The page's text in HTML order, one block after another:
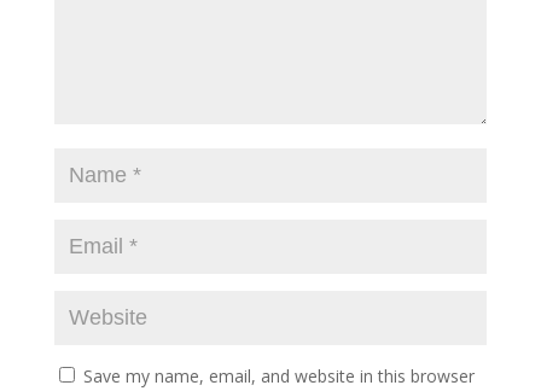
Save my name, email, and website in this browser